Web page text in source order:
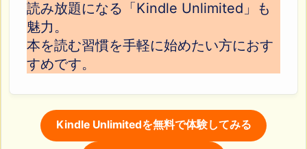
読み放題になる「Kindle Unlimited」も
魅力。
本を読む習慣を手軽に始めたい方におす
すめです。
Kindle Unlimitedを無料で体験してみる